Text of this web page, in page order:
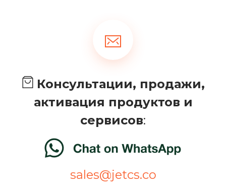
Консультации, продажи,
активация продуктов и
сервисов:
sales@jetcs.co